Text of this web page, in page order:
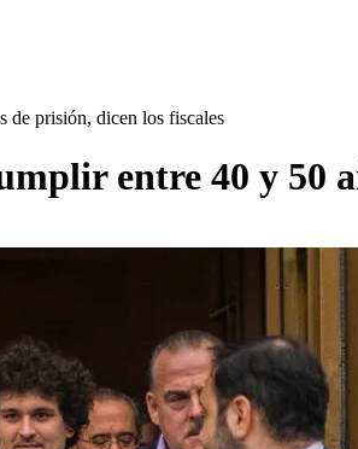
de prisión, dicen los fiscales
entre 40 y 50